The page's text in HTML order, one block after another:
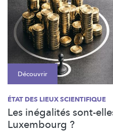
Découvrir
ÉTAT DES LIEUX SCIENTIFIQUE
Les inégalités sont-
Luxembourg ?